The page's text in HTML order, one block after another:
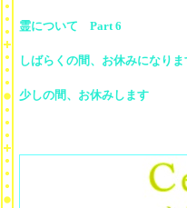
霊について Part 6
しばらくの間、お休みになりま
少しの間、お休みします